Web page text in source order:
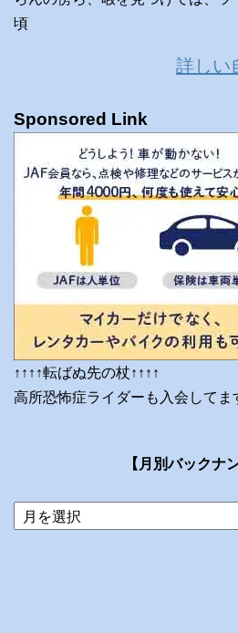
頃
詳しい
Sponsored Link
↑↑↑↑転ばぬ先の杖↑↑↑↑
高所恐怖症ライダーも入会してま
【月別バックナ
当
ブ